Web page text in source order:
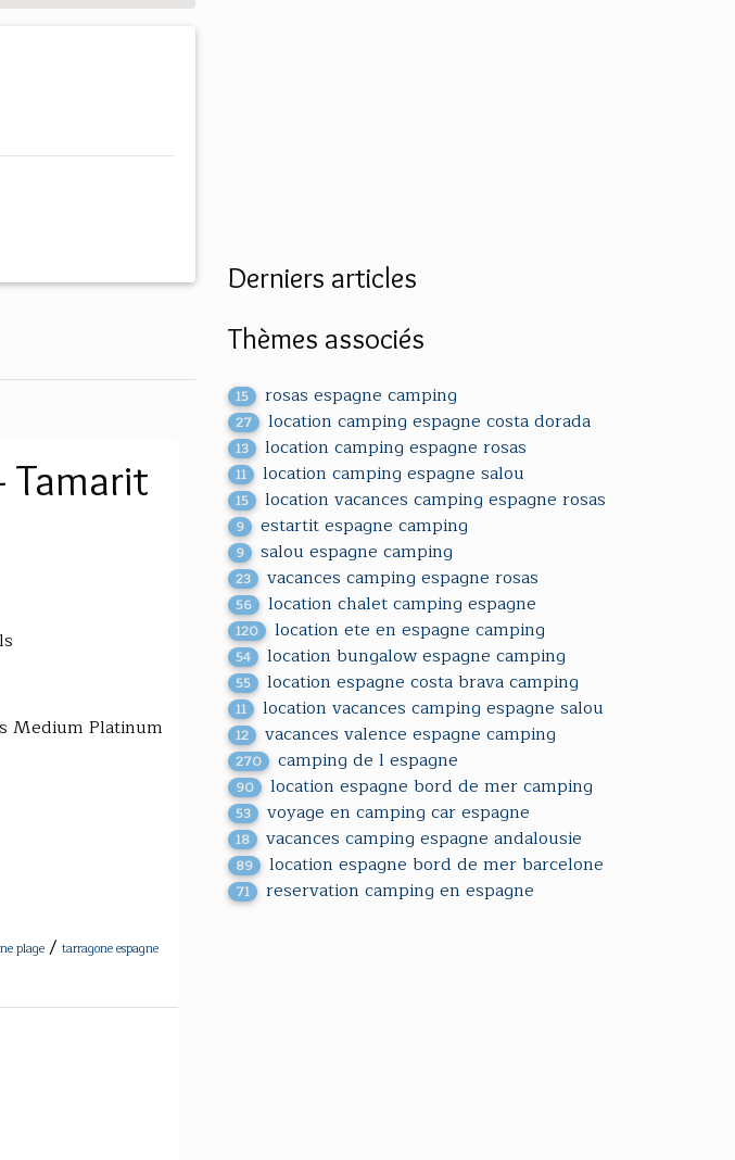
Tamarit
Medium Platinum
plage / tarragone espagne
Derniers articles
Thèmes associés
15 rosas espagne camping
27 location camping espagne costa dorada
13 location camping espagne rosas
11 location camping espagne salou
15 location vacances camping espagne rosas
9 estartit espagne camping
9 salou espagne camping
23 vacances camping espagne rosas
56 location chalet camping espagne
120 location ete en espagne camping
54 location bungalow espagne camping
55 location espagne costa brava camping
11 location vacances camping espagne salou
12 vacances valence espagne camping
270 camping de l espagne
90 location espagne bord de mer camping
53 voyage en camping car espagne
18 vacances camping espagne andalousie
89 location espagne bord de mer barcelone
71 reservation camping en espagne